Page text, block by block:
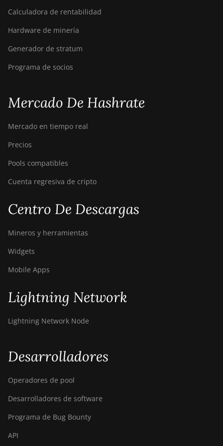
AntMiner S19j
AntMiner S19j
BITMAIN
AntMiner S21
AntMiner S21
(301Th)
AntMiner S21
AntMiner S21 XP
BITMAIN
Hyd (473Th)
AntMiner S21 XP
Immersion
(300Th)
BITMAIN
AntMiner S21
XP+ Hyd (500Th)
Calculadora de rentabilidad
Hardware de minería
Generador de stratum
Programa de socios
Mercado De Hashrate
Mercado en tiempo real
Precios
Pools compatibles
Cuenta regresiva de cripto
Centro De Descargas
Mineros y herramientas
Widgets
Mobile Apps
Lightning Network
Lightning Network Node
Desarrolladores
Operadores de pool
Desarrolladores de software
Programa de Bug Bounty
API